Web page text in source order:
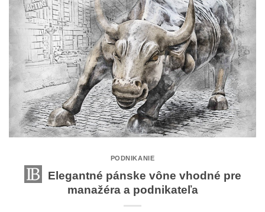
PODNIKANIE
Elegantné pánske vône vhodné pre
manažéra a podnikateľa